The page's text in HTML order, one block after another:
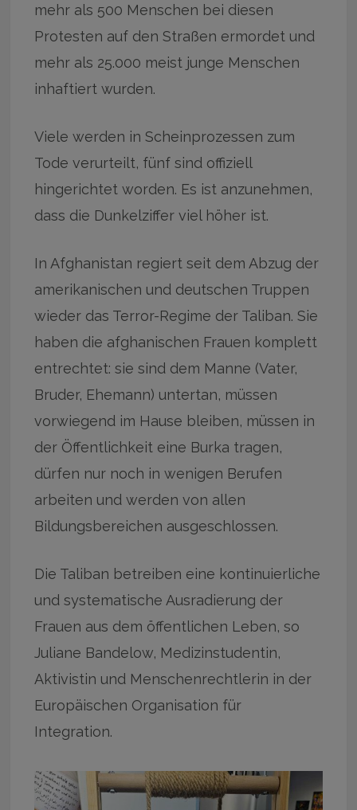
mehr als 500 Menschen bei diesen
Protesten auf den Straßen ermordet und
mehr als 25.000 meist junge Menschen
inhaftiert wurden.
Viele werden in Scheinprozessen zum
Tode verurteilt, fünf sind offiziell
hingerichtet worden. Es ist anzunehmen,
dass die Dunkelziffer viel höher ist.
In Afghanistan regiert seit dem Abzug der
amerikanischen und deutschen Truppen
wieder das Terror-Regime der Taliban. Sie
haben die afghanischen Frauen komplett
entrechtet: sie sind dem Manne (Vater,
Bruder, Ehemann) untertan, müssen
vorwiegend im Hause bleiben, müssen in
der Öffentlichkeit eine Burka tragen,
dürfen nur noch in wenigen Berufen
arbeiten und werden von allen
Bildungsbereichen ausgeschlossen.
Die Taliban betreiben eine kontinuierliche
und systematische Ausradierung der
Frauen aus dem öffentlichen Leben, so
Juliane Bandelow, Medizinstudentin,
Aktivistin und Menschenrechtlerin in der
Europäischen Organisation für
Integration.